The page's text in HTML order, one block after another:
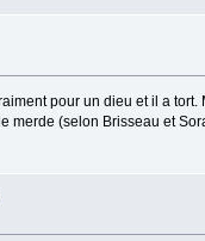
pour un dieu et il a
(selon Brisseau et